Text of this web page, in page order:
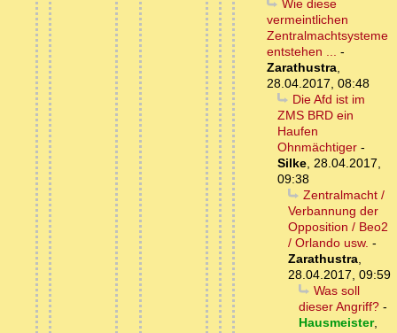
Wie diese
vermeintlichen
Zentralmachtsysteme
entstehen ... -
Zarathustra,
28.04.2017, 08:48
Die Afd ist im
ZMS BRD ein
Haufen
Ohnmächtiger -
Silke, 28.04.2017,
09:38
Zentralmacht /
Verbannung der
Opposition / Beo2
/ Orlando usw. -
Zarathustra,
28.04.2017, 09:59
Was soll
dieser Angriff? -
Hausmeister,